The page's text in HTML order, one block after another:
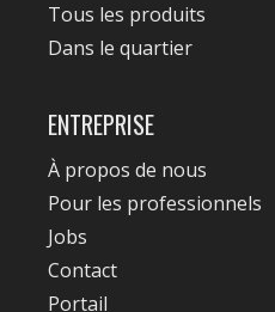
Tous les produits
Dans le quartier
ENTREPRISE
À propos de nous
Pour les professionnels
Jobs
Contact
Portail